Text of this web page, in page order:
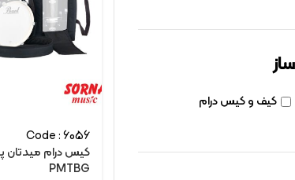
ساز
کیف و کیس درام
Code : 6056
کيس درام ميدتان
PMTBG